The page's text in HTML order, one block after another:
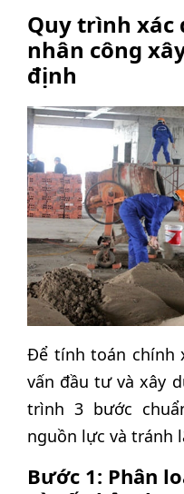
Quy trình xác
nhân công
định
Để tính toán chính
vấn đầu tư và xây
trình 3 bước
nguồn lực và tránh
Bước 1: Phân